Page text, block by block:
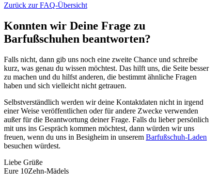
Zurück zur FAQ-Übersicht
Konnten wir Deine Frage zu
Barfußschuhen beantworten?
Falls nicht, dann gib uns noch eine zweite Chance und schreibe
kurz, was genau du wissen möchtest. Das hilft uns, die Seite besser
zu machen und du hilfst anderen, die bestimmt ähnliche Fragen
haben und sich vielleicht nicht getrauen.
Selbstverständlich werden wir deine Kontaktdaten nicht in irgend
einer Weise veröffentlichen oder für andere Zwecke verwenden
außer für die Beantwortung deiner Frage. Falls du lieber persönlich
mit uns ins Gespräch kommen möchtest, dann würden wir uns
freuen, wenn du uns in Besigheim in unserem Barfußschuh-Laden
besuchen würdest.
Liebe Grüße
Eure 10Zehn-Mädels